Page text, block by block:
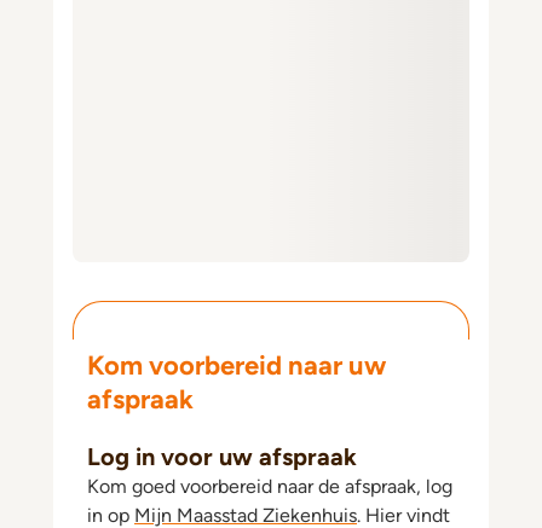
Kom voorbereid naar uw
afspraak
Log in voor uw afspraak
Kom goed voorbereid naar de afspraak, log
in op Mijn Maasstad Ziekenhuis. Hier vindt